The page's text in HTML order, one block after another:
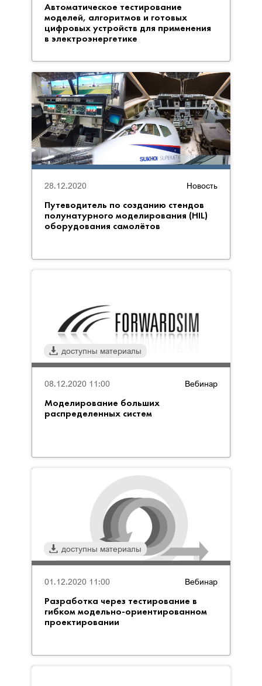
Автоматическое тестирование
моделей, алгоритмов и готовых
цифровых устройств для применения
в электроэнергетике
Новость
Путеводитель по созданию стендов
полунатурного моделирования (HIL)
оборудования самолётов
28.12.2020
Вебинар
Моделирование больших
распределенных систем
08.12.2020 11:00
доступны материалы
Вебинар
Разработка через тестирование в
гибком модельно-ориентированном
проектировании
01.12.2020 11:00
доступны материалы